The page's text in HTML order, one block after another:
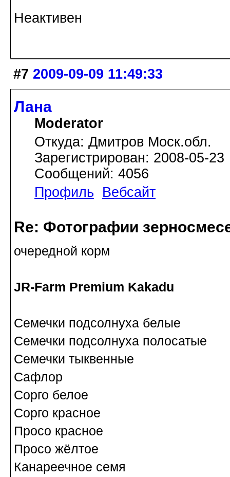
Неактивен
#7 2009-09-09 11:49:33
Лана
Moderator
Откуда: Дмитров Моск.обл.
Зарегистрирован: 2008-05-23
Сообщений: 4056
Профиль
Вебсайт
Re: Фотографии
очередной корм
JR-Farm Premium Kakadu
Семечки подсолнуха белые
Семечки подсолнуха полосатые
Семечки тыквенные
Сафлор
Сорго белое
Сорго красное
Просо красное
Просо жёлтое
Канареечное семя